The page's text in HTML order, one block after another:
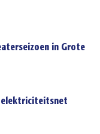
in Grote
elektriciteitsnet